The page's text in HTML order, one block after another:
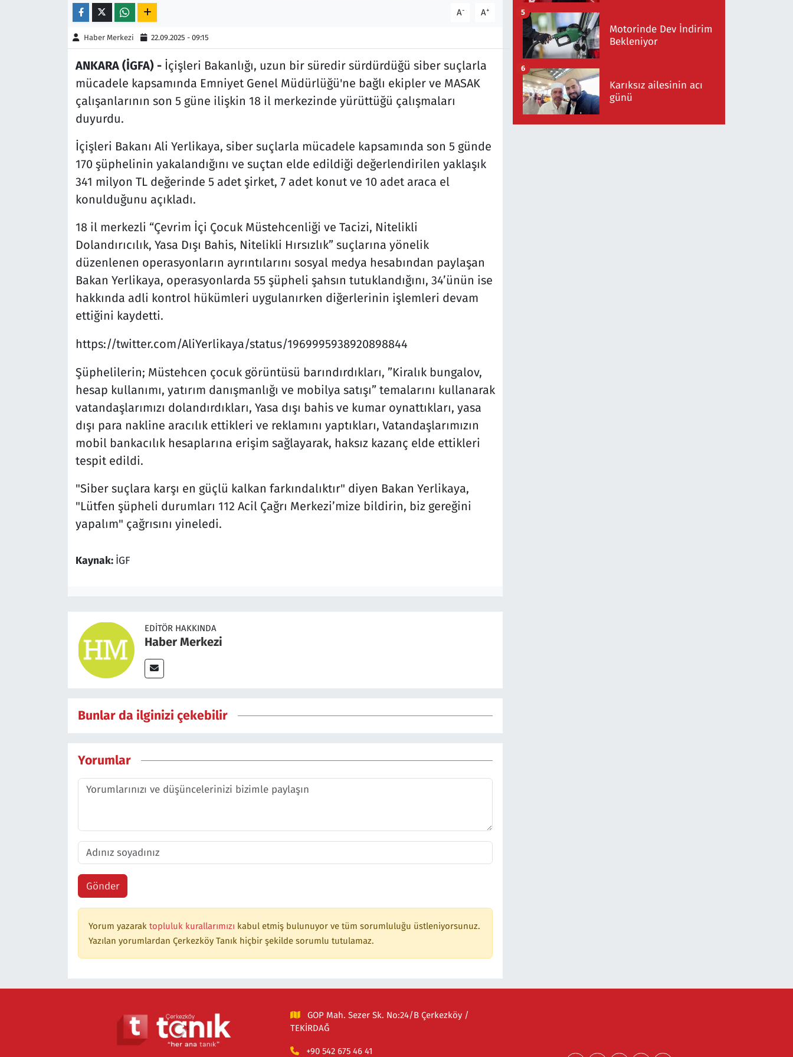
A- A+
Haber Merkezi 22.09.2025 - 09:15
ANKARA (İGFA) - İçişleri Bakanlığı, uzun bir süredir sürdürdüğü siber suçlarla
mücadele kapsamında Emniyet Genel Müdürlüğü'ne bağlı ekipler ve MASAK
çalışanlarının son 5 güne ilişkin 18 il merkezinde yürüttüğü çalışmaları
duyurdu.
İçişleri Bakanı Ali Yerlikaya, siber suçlarla mücadele kapsamında son 5 günde
170 şüphelinin yakalandığını ve suçtan elde edildiği değerlendirilen yaklaşık
341 milyon TL değerinde 5 adet şirket, 7 adet konut ve 10 adet araca el
konulduğunu açıkladı.
18 il merkezli “Çevrim İçi Çocuk Müstehcenliği ve Tacizi, Nitelikli
Dolandırıcılık, Yasa Dışı Bahis, Nitelikli Hırsızlık” suçlarına yönelik
düzenlenen operasyonların ayrıntılarını sosyal medya hesabından paylaşan
Bakan Yerlikaya, operasyonlarda 55 şüpheli şahsın tutuklandığını, 34’ünün ise
hakkında adli kontrol hükümleri uygulanırken diğerlerinin işlemleri devam
ettiğini kaydetti.
https://twitter.com/AliYerlikaya/status/1969995938920898844
Şüphelilerin; Müstehcen çocuk görüntüsü barındırdıkları, ”Kiralık bungalov,
hesap kullanımı, yatırım danışmanlığı ve mobilya satışı” temalarını kullanarak
vatandaşlarımızı dolandırdıkları, Yasa dışı bahis ve kumar oynattıkları, yasa
dışı para nakline aracılık ettikleri ve reklamını yaptıkları, Vatandaşlarımızın
mobil bankacılık hesaplarına erişim sağlayarak, haksız kazanç elde ettikleri
tespit edildi.
"Siber suçlara karşı en güçlü kalkan farkındalıktır" diyen Bakan Yerlikaya,
"Lütfen şüpheli durumları 112 Acil Çağrı Merkezi’mize bildirin, biz gereğini
yapalım" çağrısını yineledi.
Kaynak: İGF
EDITÖR HAKKINDA
Haber Merkezi
Bunlar da ilginizi çekebilir
Yorumlar
Gönder
Yorum yazarak topluluk kurallarımızı kabul etmiş bulunuyor ve tüm sorumluluğu üstleniyorsunuz.
Yazılan yorumlardan Çerkezköy Tanık hiçbir şekilde sorumlu tutulamaz.
Motorinde Dev İndirim
Bekleniyor
5
Karıksız ailesinin acı
günü
6
GOP Mah. Sezer Sk. No:24/B Çerkezköy /
TEKİRDAĞ
+90 542 675 46 41
Süleymanpaşa